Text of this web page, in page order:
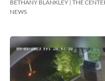
BETHANY BLANKLEY | THE
NEWS